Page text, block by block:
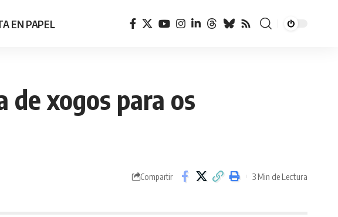
EN PAPEL
xogos para os
Compartir 3 Min de Lectura